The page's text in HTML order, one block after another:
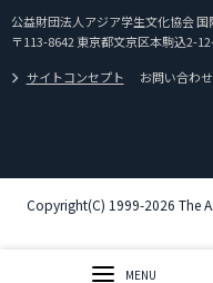
公益財団法人アジア学生文化協会
〒113-8642 東京都文京区本駒込2-
サイトコンセプト
お問い合わせ
Copyright(C) 1999-2026 The
MENU